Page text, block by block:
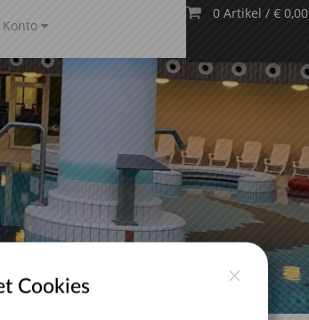
Konto
0 Artikel / € 0,00
Cookies